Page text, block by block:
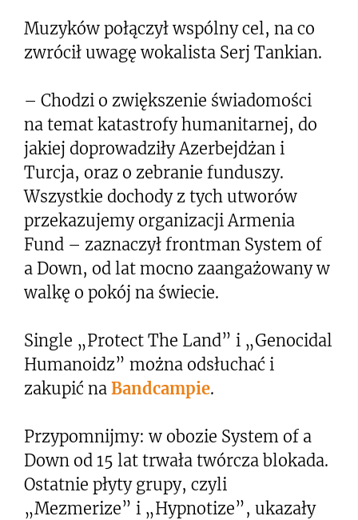
Muzyków połączył wspólny cel, na co
zwrócił uwagę wokalista Serj Tankian.
– Chodzi o zwiększenie świadomości
na temat katastrofy humanitarnej, do
jakiej doprowadziły Azerbejdżan i
Turcja, oraz o zebranie funduszy.
Wszystkie dochody z tych utworów
przekazujemy organizacji Armenia
Fund – zaznaczył frontman System of
a Down, od lat mocno zaangażowany w
walkę o pokój na świecie.
Single „Protect The Land” i „Genocidal
Humanoidz” można odsłuchać i
zakupić na Bandcampie.
Przypomnijmy: w obozie System of a
Down od 15 lat trwała twórcza blokada.
Ostatnie płyty grupy, czyli
„Mezmerize” i „Hypnotize”, ukazały